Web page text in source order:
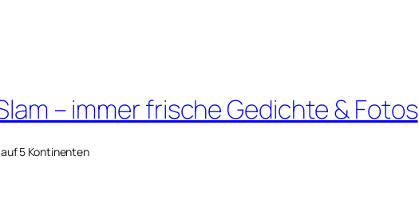
– immer frische Gedichte & Fotos
5 Kontinenten